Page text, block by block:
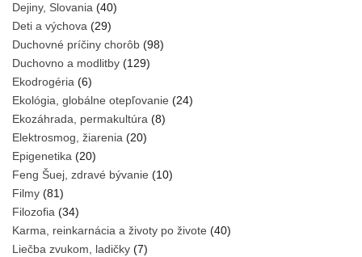
Dejiny, Slovania (40)
Deti a výchova (29)
Duchovné príčiny chorôb (98)
Duchovno a modlitby (129)
Ekodrogéria (6)
Ekológia, globálne otepľovanie (24)
Ekozáhrada, permakultúra (8)
Elektrosmog, žiarenia (20)
Epigenetika (20)
Feng Šuej, zdravé bývanie (10)
Filmy (81)
Filozofia (34)
Karma, reinkarnácia a životy po živote (40)
Liečba zvukom, ladičky (7)